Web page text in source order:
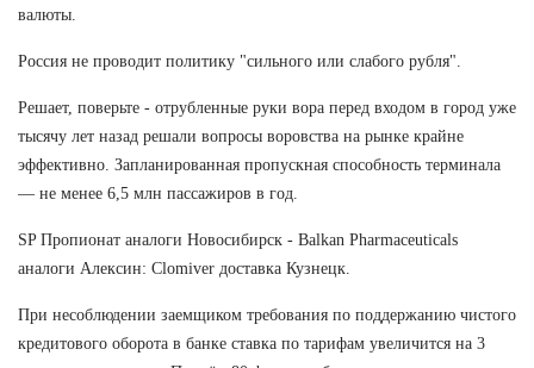
валюты.
Россия не проводит политику "сильного или слабого рубля".
Решает, поверьте - отрубленные руки вора перед входом в город уже
тысячу лет назад решали вопросы воровства на рынке крайне
эффективно. Запланированная пропускная способность терминала
— не менее 6,5 млн пассажиров в год.
SP Пропионат аналоги Новосибирск - Balkan Pharmaceuticals
аналоги Алексин: Clomiver доставка Кузнецк.
При несоблюдении заемщиком требования по поддержанию чистого
кредитового оборота в банке ставка по тарифам увеличится на 3